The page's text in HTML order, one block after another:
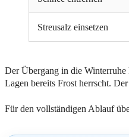
Streusalz einsetzen
Der Übergang in die Winterruhe
Lagen bereits Frost herrscht.
Für den vollständigen Ablauf